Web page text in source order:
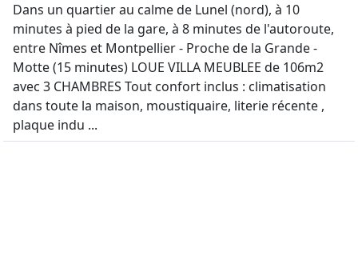
Dans un quartier au calme de Lunel (nord), à 10
minutes à pied de la gare, à 8 minutes de l'autoroute,
entre Nîmes et Montpellier - Proche de la Grande -
Motte (15 minutes) LOUE VILLA MEUBLEE de 106m2
avec 3 CHAMBRES Tout confort inclus : climatisation
dans toute la maison, moustiquaire, literie récente ,
plaque indu ...